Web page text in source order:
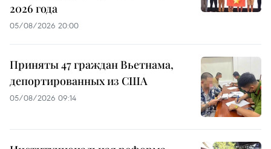
2026 года
05/08/2026 20:00
Приняты 47 граждан Вьетнама,
депортированных из США
05/08/2026 09:14